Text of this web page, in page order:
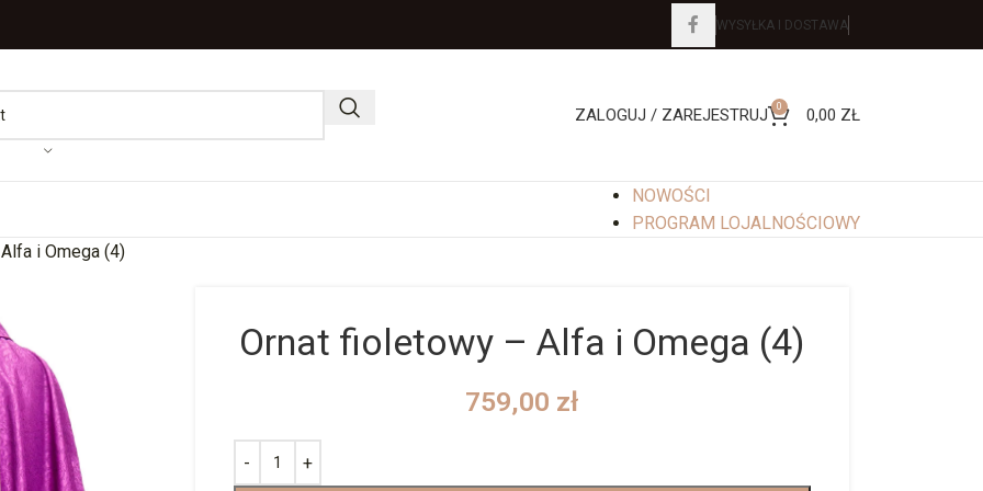
WYSYŁKA I DOSTAWA
ZALOGUJ / ZAREJESTRUJ 0 0,00 ZŁ
NOWOŚCI
PROGRAM LOJALNOŚCIOWY
i Omega (4)
Ornat fioletowy – Alfa i Omega (4)
759,00 zł